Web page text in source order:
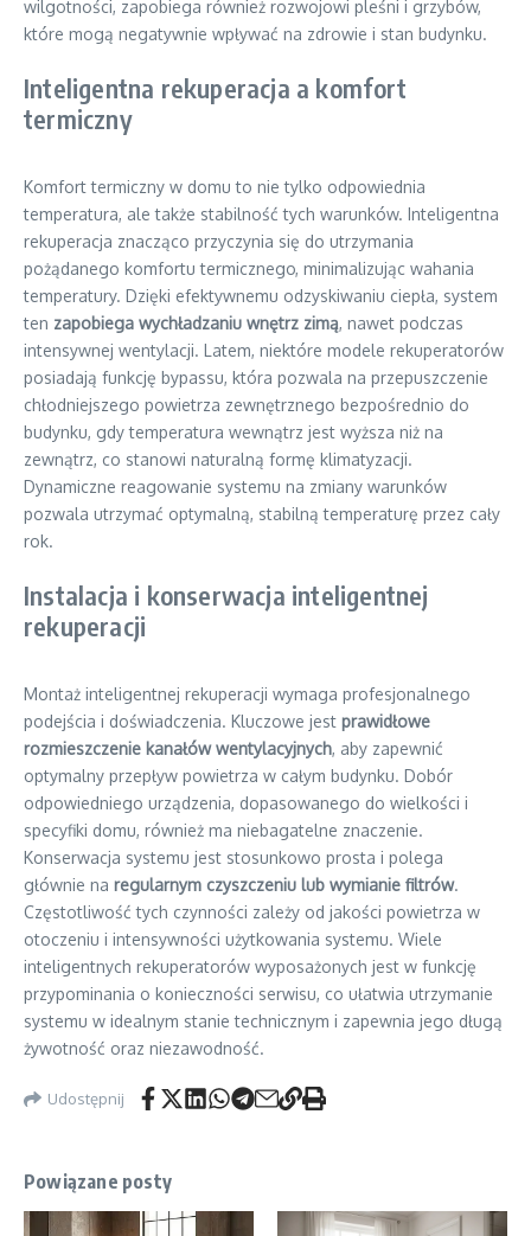
wilgotności, zapobiega również rozwojowi pleśni i grzybów,
które mogą negatywnie wpływać na zdrowie i stan budynku.
Inteligentna rekuperacja a komfort
termiczny
Komfort termiczny w domu to nie tylko odpowiednia
temperatura, ale także stabilność tych warunków. Inteligentna
rekuperacja znacząco przyczynia się do utrzymania
pożądanego komfortu termicznego, minimalizując wahania
temperatury. Dzięki efektywnemu odzyskiwaniu ciepła, system
ten zapobiega wychładzaniu wnętrz zimą, nawet podczas
intensywnej wentylacji. Latem, niektóre modele rekuperatorów
posiadają funkcję bypassu, która pozwala na przepuszczenie
chłodniejszego powietrza zewnętrznego bezpośrednio do
budynku, gdy temperatura wewnątrz jest wyższa niż na
zewnątrz, co stanowi naturalną formę klimatyzacji.
Dynamiczne reagowanie systemu na zmiany warunków
pozwala utrzymać optymalną, stabilną temperaturę przez cały
rok.
Instalacja i konserwacja inteligentnej
rekuperacji
Montaż inteligentnej rekuperacji wymaga profesjonalnego
podejścia i doświadczenia. Kluczowe jest prawidłowe
rozmieszczenie kanałów wentylacyjnych, aby zapewnić
optymalny przepływ powietrza w całym budynku. Dobór
odpowiedniego urządzenia, dopasowanego do wielkości i
specyfiki domu, również ma niebagatelne znaczenie.
Konserwacja systemu jest stosunkowo prosta i polega
głównie na regularnym czyszczeniu lub wymianie filtrów.
Częstotliwość tych czynności zależy od jakości powietrza w
otoczeniu i intensywności użytkowania systemu. Wiele
inteligentnych rekuperatorów wyposażonych jest w funkcję
przypominania o konieczności serwisu, co ułatwia utrzymanie
systemu w idealnym stanie technicznym i zapewnia jego długą
żywotność oraz niezawodność.
Udostępnij
Powiązane posty